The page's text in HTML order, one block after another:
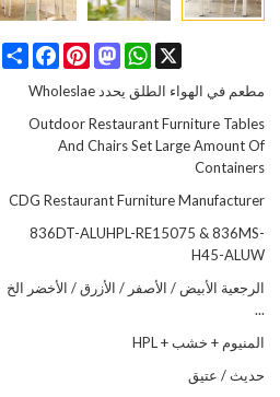
Share
FacebookPinterest
Mastodon
WhatsApp X
مطعم في الهواء الطلق يحدد Wholeslae
Outdoor Restaurant Furniture Tables
And Chairs Set Large Amount Of
Containers
CDG Restaurant Furniture Manufacturer
836DT-ALUHPL-RE15075 & 836MS-
H45-ALUW
الرجعية الأبيض / الأصفر / الأزرق / الأخضر الخ
...
المنيوم + خشب + HPL
حديث / عتيق